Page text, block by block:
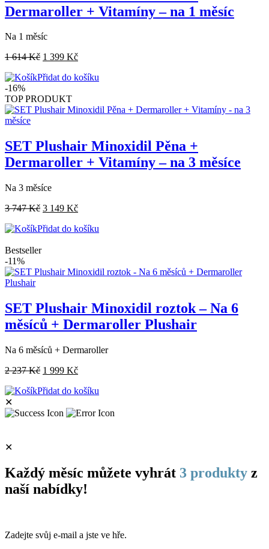
Dermaroller + Vitamíny – na 1 měsíc
Na 1 měsíc
1 614Kč 1 399 Kč
Přidat do košíku
-16%
TOP PRODUKT
SET Plushair Minoxidil Pěna +
Dermaroller + Vitamíny – na 3 měsíce
Na 3 měsíce
3 747Kč 3 149 Kč
Přidat do košíku
Bestseller
-11%
SET Plushair Minoxidil roztok – Na 6
měsíců + Dermaroller Plushair
Na 6 měsíců + Dermaroller
2 237Kč 1 999 Kč
Přidat do košíku
✕
✕
Každý měsíc můžete vyhrát 3 produkty z
naší nabídky!
Zadejte svůj e-mail a jste ve hře.